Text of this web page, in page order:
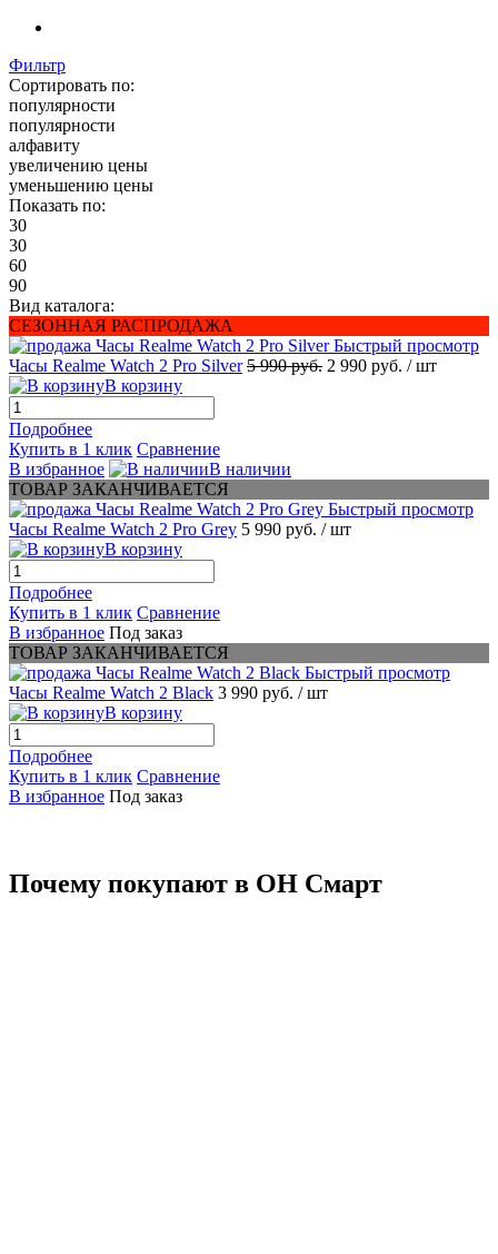
Фильтр
Сортировать по:
популярности
популярности
алфавиту
увеличению цены
уменьшению цены
Показать по:
30
30
60
90
Вид каталога:
СЕЗОННАЯ РАСПРОДАЖА
Быстрый просмотр
Часы Realme Watch 2 Pro Silver 5 990 руб. 2 990 руб. / шт
В корзину
Подробнее
Купить в 1 клик Сравнение
В избранное
В наличии
ТОВАР ЗАКАНЧИВАЕТСЯ
Быстрый просмотр
Часы Realme Watch 2 Pro Grey 5 990 руб. / шт
В корзину
Подробнее
Купить в 1 клик Сравнение
В избранное Под заказ
ТОВАР ЗАКАНЧИВАЕТСЯ
Быстрый просмотр
Часы Realme Watch 2 Black 3 990 руб. / шт
В корзину
Подробнее
Купить в 1 клик Сравнение
В избранное Под заказ
Почему покупают в ОН Смарт